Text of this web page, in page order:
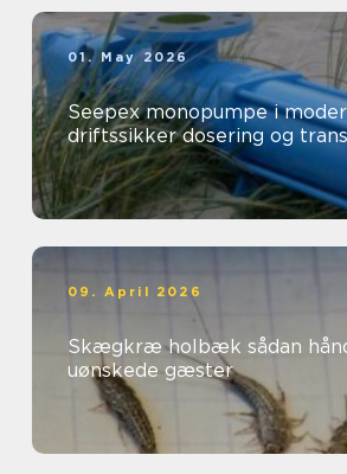
01. May 2026
Seepex monopumpe i
driftssikker dosering og
09. April 2026
Skægkræ holbæk sådan håndterer du de
uønskede gæster